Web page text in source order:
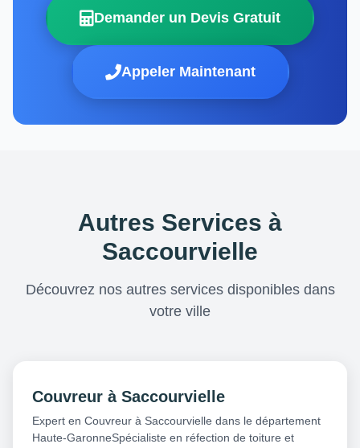
Demander un Devis Gratuit
Appeler Maintenant
Autres Services à
Saccourvielle
Découvrez nos autres services disponibles dans
votre ville
Couvreur à Saccourvielle
Expert en Couvreur à Saccourvielle dans le département
Haute-GaronneSpécialiste en réfection de toiture et